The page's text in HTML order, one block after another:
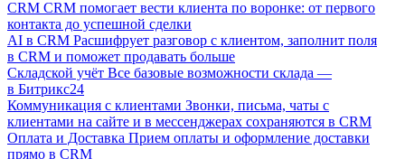
CRM CRM помогает вести клиента по воронке: от первого
контакта до успешной сделки
AI в CRM Расшифрует разговор с клиентом, заполнит поля
в CRM и поможет продавать больше
Складской учёт Все базовые возможности склада —
в Битрикс24
Коммуникация с клиентами Звонки, письма, чаты с
клиентами на сайте и в мессенджерах сохраняются в CRM
Оплата и Доставка Прием оплаты и оформление доставки
прямо в CRM